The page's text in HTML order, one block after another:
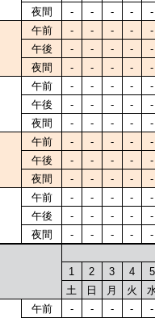
夜間
- - - - -
午前 - - - - -
午後
- - - - -
夜間
- - - - -
午前 - - - - -
午後
- - - - -
夜間
- - - - -
午前 - - - - -
午後
- - - - -
夜間
- - - - -
午前 - - - - -
午後
- - - - -
夜間
- - - - -
1
2 3 4 5
土
日 月 火
午前
- - - - -